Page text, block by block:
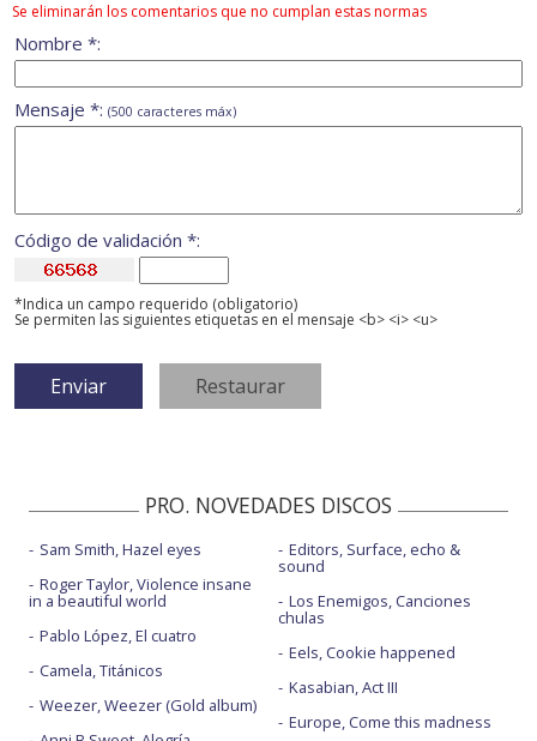
Se eliminarán los comentarios que no cumplan estas normas
Nombre *:
Mensaje *: (500 caracteres máx)
Código de validación *:
*Indica un campo requerido (obligatorio)
Se permiten las siguientes etiquetas en el mensaje <b> <i> <u>
PRO. NOVEDADES DISCOS
Sam Smith, Hazel eyes
Roger Taylor, Violence insane
in a beautiful world
Pablo López, El cuatro
Camela, Titánicos
Weezer, Weezer (Gold album)
Editors, Surface, echo &
sound
Los Enemigos, Canciones
chulas
Eels, Cookie happened
Kasabian, Act III
Europe, Come this madness